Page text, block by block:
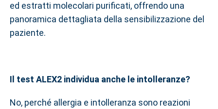
ed estratti molecolari purificati, offrendo una
panoramica dettagliata della sensibilizzazione del
paziente.
Il test ALEX2 individua anche le intolleranze?
No, perché allergia e intolleranza sono reazioni